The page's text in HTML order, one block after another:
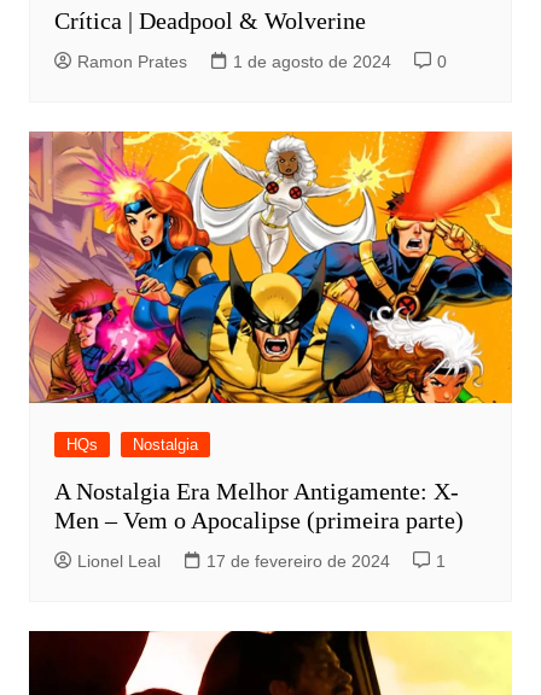
Crítica | Deadpool & Wolverine
Ramon Prates 1 de agosto de 2024 0
HQs Nostalgia
A Nostalgia Era Melhor Antigamente: X-
Men – Vem o Apocalipse (primeira parte)
Lionel Leal 17 de fevereiro de 2024 1